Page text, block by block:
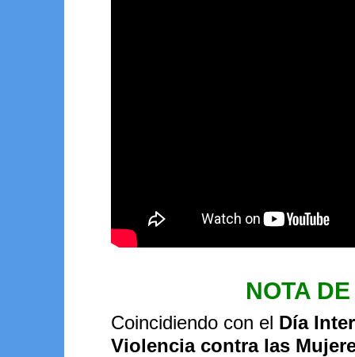
NOTA
Coincidiendo con el Día
Violencia contra las